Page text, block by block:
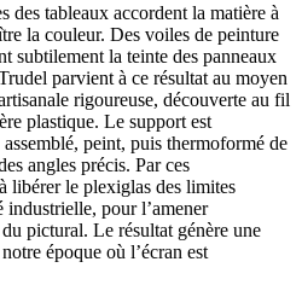
des tableaux accordent la matière à
la couleur. Des voiles de peinture
subtilement la teinte des panneaux
parvient à ce résultat au moyen
rigoureuse, découverte au fil
plastique. Le support est
peint, puis thermoformé de
angles précis. Par ces
libérer le plexiglas des limites
industrielle, pour l’amener
pictural. Le résultat génère une
époque où l’écran est